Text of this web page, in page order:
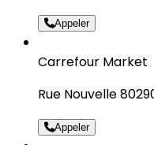
Appeler
Carrefour Market
Rue Nouvelle
Appeler